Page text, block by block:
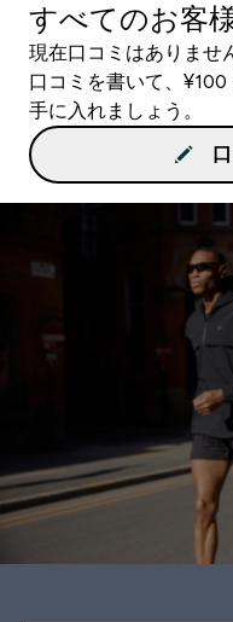
すべてのお客
現在口コミはありませ
口コミを書いて、
手に入れましょう。